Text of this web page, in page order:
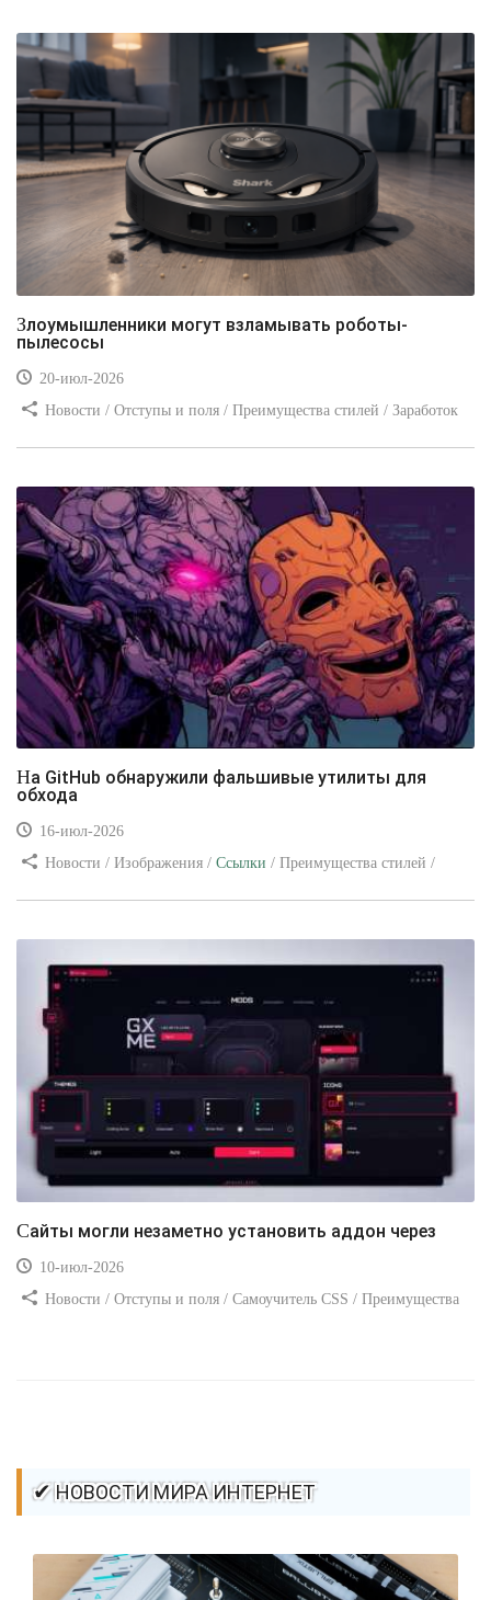
Злоумышленники могут взламывать роботы-
пылесосы
20-июл-2026
Новости / Отступы и поля / Преимущества стилей / Заработок
На GitHub обнаружили фальшивые утилиты для
обхода
16-июл-2026
Новости / Изображения / Ссылки / Преимущества стилей /
Сайты могли незаметно установить аддон через
10-июл-2026
Новости / Отступы и поля / Самоучитель CSS / Преимущества
✔ НОВОСТИ МИРА ИНТЕРНЕТ